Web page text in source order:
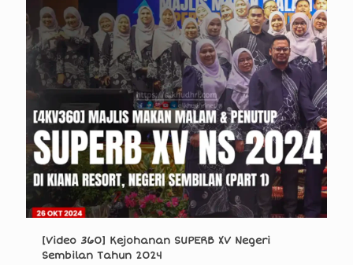
[Video 360] Kejohanan SUPERB XV Negeri
Sembilan Tahun 2024